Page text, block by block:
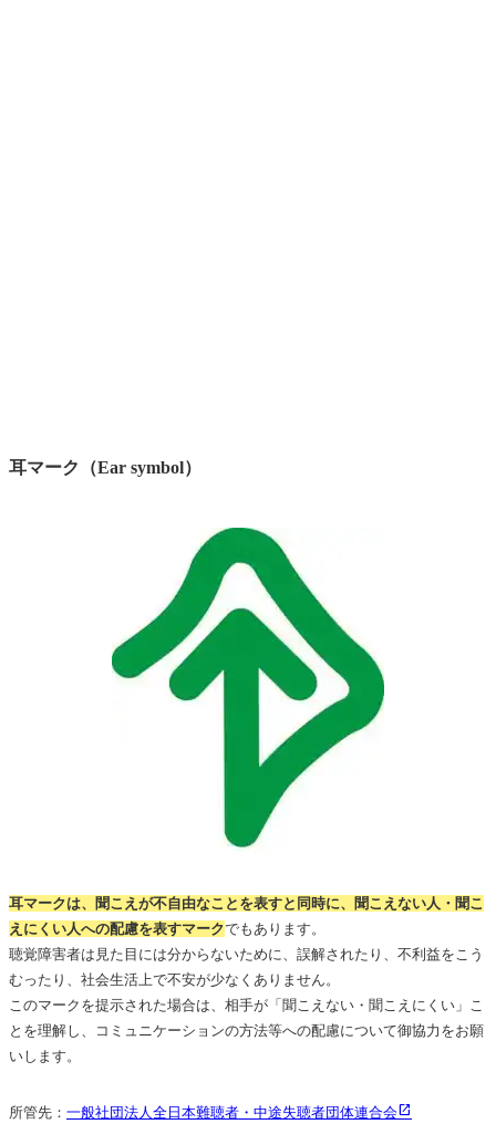
耳マーク（Ear symbol）
耳マークは、聞こえが不自由なことを表すと同時に、聞こえない人・聞こ
えにくい人への配慮を表すマークでもあります。
聴覚障害者は見た目には分からないために、誤解されたり、不利益をこう
むったり、社会生活上で不安が少なくありません。
このマークを提示された場合は、相手が「聞こえない・聞こえにくい」こ
とを理解し、コミュニケーションの方法等への配慮について御協力をお願
いします。
所管先： 一般社団法人全日本難聴者・中途失聴者団体連合会